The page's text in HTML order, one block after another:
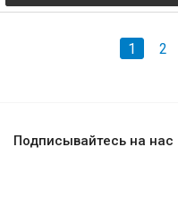
1 2
Подписывайтесь на нас